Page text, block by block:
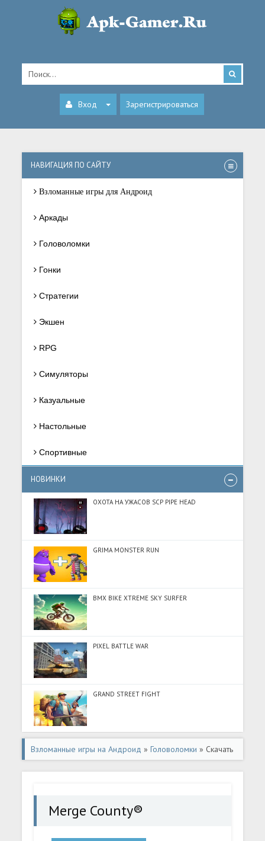
Вход Зарегистрироваться
НАВИГАЦИЯ ПО САЙТУ
Взломанные игры для Андроид
Аркады
Головоломки
Гонки
Стратегии
Экшен
RPG
Симуляторы
Казуальные
Настольные
Спортивные
НОВИНКИ
ОХОТА НА УЖАСОВ SCP PIPE HEAD
GRIMA MONSTER RUN
BMX BIKE XTREME SKY SURFER
PIXEL BATTLE WAR
GRAND STREET FIGHT
Взломанные игры на Андроид »Головоломки » Скачать
Merge County® (Много денег) на Андроид
Merge County®